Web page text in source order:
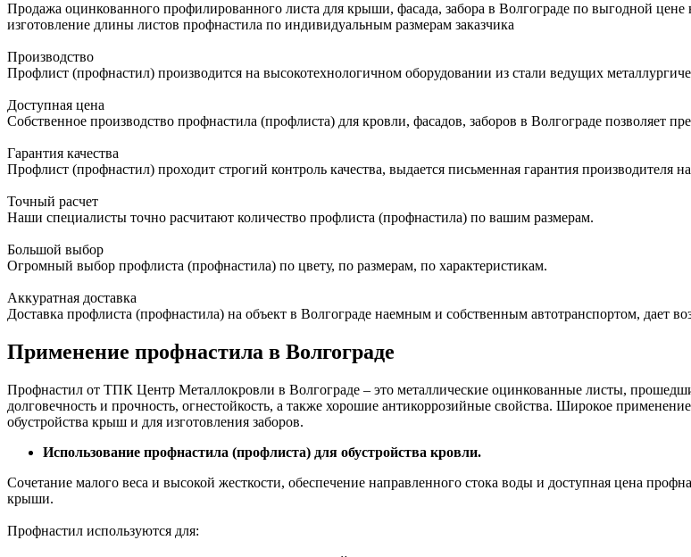
Продажа оцинкованного профилированного листа для крыши, фасада, забора в Волгограде по выгодной цене
изготовление длины листов профнастила по индивидуальным размерам заказчика
Производство
Профлист (профнастил) производится на высокотехнологичном оборудовании из стали ведущих
Доступная цена
Собственное производство профнастила (профлиста) для кровли, фасадов, заборов в Волгограде позволяет
Гарантия качества
Профлист (профнастил) проходит строгий контроль качества, выдается письменная гарантия производителя
Точный расчет
Наши специалисты точно расчитают количество профлиста (профнастила) по вашим размерам.
Большой выбор
Огромный выбор профлиста (профнастила) по цвету, по размерам, по характеристикам.
Аккуратная доставка
Доставка профлиста (профнастила) на объект в Волгограде наемным и собственным автотранспортом, дает
Применение профнастила в Волгограде
Профнастил от ТПК Центр Металлокровли в Волгограде – это металлические оцинкованные листы,
долговечность и прочность, огнестойкость, а также хорошие антикоррозийные свойства. Широкое
обустройства крыш и для изготовления заборов.
Использование профнастила (профлиста) для обустройства кровли.
Сочетание малого веса и высокой жесткости, обеспечение направленного стока воды и доступная цена
крыши.
Профнастил используются для: